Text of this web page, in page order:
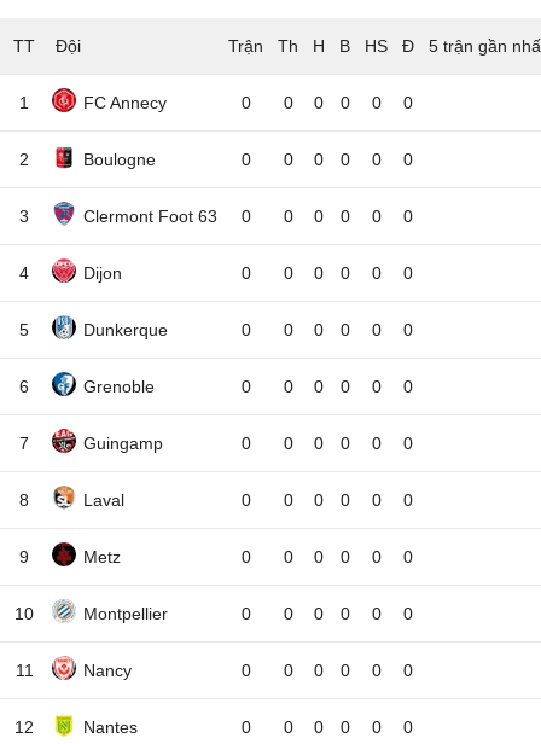
TT Đội 5 trận gần
1 FC Annecy 0 0 0 0 0 0
2 Boulogne 0 0 0 0 0 0
3 Clermont Foot 63 0 0 0 0 0 0
4 Dijon 0 0 0 0 0 0
5 Dunkerque 0 0 0 0 0 0
6 Grenoble 0 0 0 0 0 0
7 Guingamp 0 0 0 0 0 0
8 Laval 0 0 0 0 0 0
9 Metz 0 0 0 0 0 0
10 Montpellier 0 0 0 0 0 0
11 Nancy 0 0 0 0 0 0
12 Nantes 0 0 0 0 0 0